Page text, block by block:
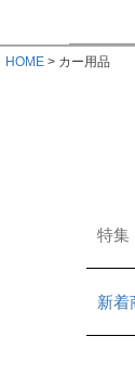
HOME カー用品
特集
新着